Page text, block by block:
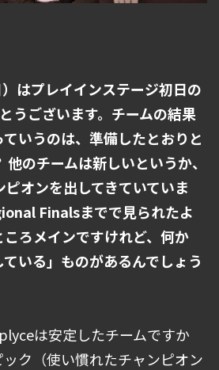
はプレイインステージ初日の
うございます。チームの結果
いうのは、準備したとおりと
他のチームは新しいというか、
オンを出してきていていま
Finalsまでで見られたよ
ろメインですけれど、何か
ている」ものがあるんでしょう
は安定したチームですか
ク（使い慣れたチャンピオン